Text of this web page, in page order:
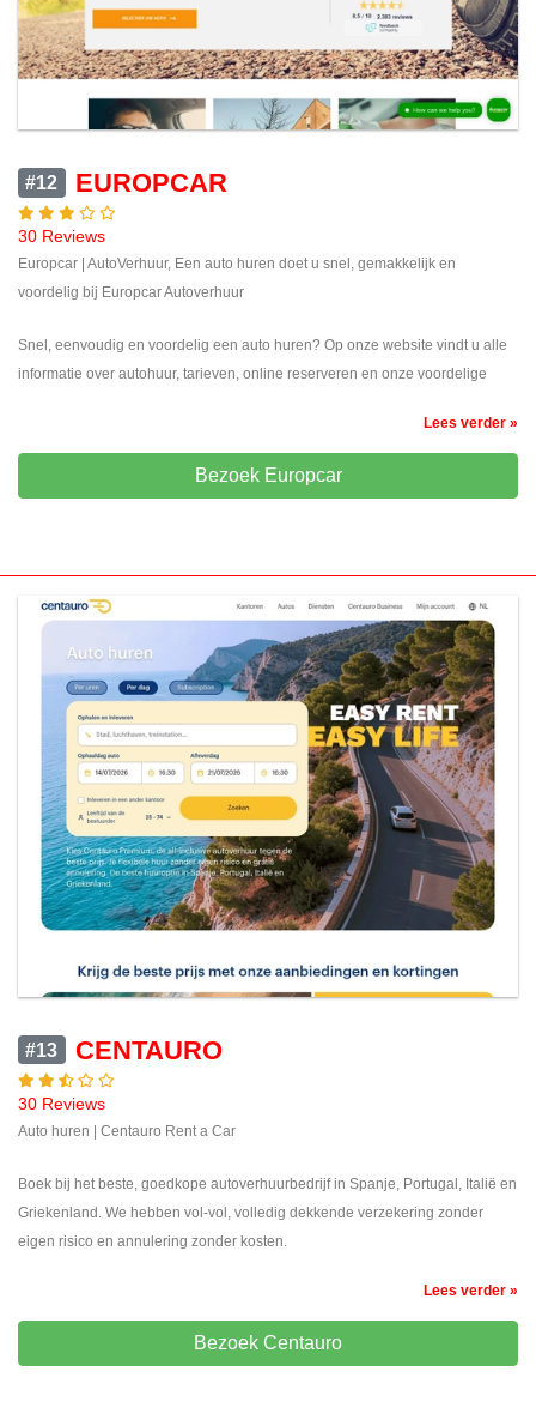
#12 EUROPCAR
30 Reviews
Europcar | AutoVerhuur, Een auto huren doet u snel, gemakkelijk en
voordelig bij Europcar Autoverhuur
Snel, eenvoudig en voordelig een auto huren? Op onze website vindt u alle
informatie over autohuur, tarieven, online reserveren en onze voordelige
Lees verder »
Bezoek Europcar
#13 CENTAURO
30 Reviews
Auto huren | Centauro Rent a Car
Boek bij het beste, goedkope autoverhuurbedrijf in Spanje, Portugal, Italië en
Griekenland. We hebben vol-vol, volledig dekkende verzekering zonder
eigen risico en annulering zonder kosten.
Lees verder »
Bezoek Centauro